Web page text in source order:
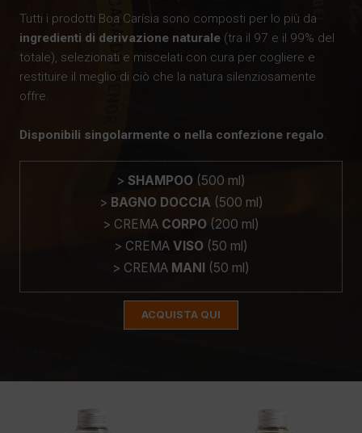
Tutti i prodotti Boa Carísia sono composti per lo più da
ingredienti di derivazione naturale (tra il 97 e il 99% del
totale), selezionati e miscelati con cura per cogliere e
restituire il meglio di ciò che la natura silenziosamente
offre.
Disponibili singolarmente o nella confezione regalo.
> SHAMPOO (500 ml)
> BAGNO DOCCIA (500 ml)
> CREMA CORPO (200 ml)
> CREMA VISO (50 ml)
> CREMA MANI (50 ml)
ACQUISTA QUI